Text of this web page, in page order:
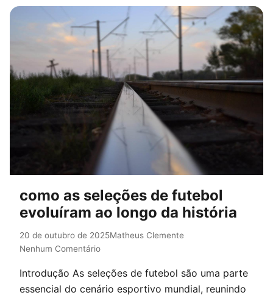
como as seleções de futebol
evoluíram ao longo da história
20 de outubro de 2025Matheus Clemente
Nenhum Comentário
Introdução As seleções de futebol são uma parte
essencial do cenário esportivo mundial, reunindo